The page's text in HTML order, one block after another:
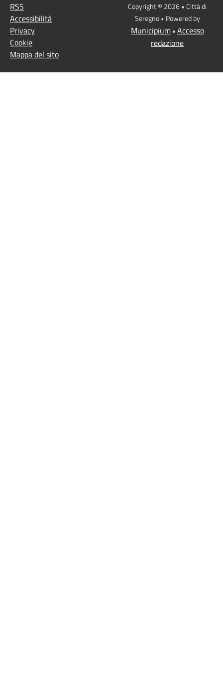
RSS
Accessibilità
Privacy
Cookie
Mappa del sito
Copyright © 2026 • Città di
Seregno • Powered by
Municipium• Accesso
redazione